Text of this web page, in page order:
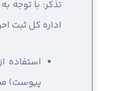
تذکر: با توجه
اداره کل ثبت
استفاده
پیوست)